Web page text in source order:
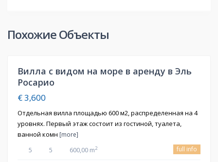
Похожие Объекты
Вилла с видом на море в аренду в Эль
Росарио
€ 3,600
Отдельная вилла площадью 600 м2, распределенная на 4
уровнях. Первый этаж состоит из гостиной, туалета,
ванной комн [more]
5 5 600,00 m2 full info